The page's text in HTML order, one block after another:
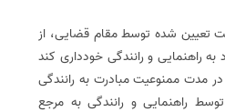
تعیین شده توسط مقام قضایی، از
به راهنمایی و رانندگی خودداری کند
مدت ممنوعیت مبادرت به رانندگی
توسط راهنمایی و رانندگی به مرجع